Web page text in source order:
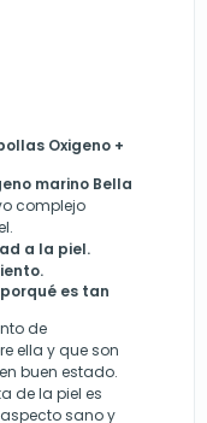
Oxigeno +
marino Bella
complejo
a la piel.
es tan
de
ella y que son
buen estado.
de la piel es
sano y